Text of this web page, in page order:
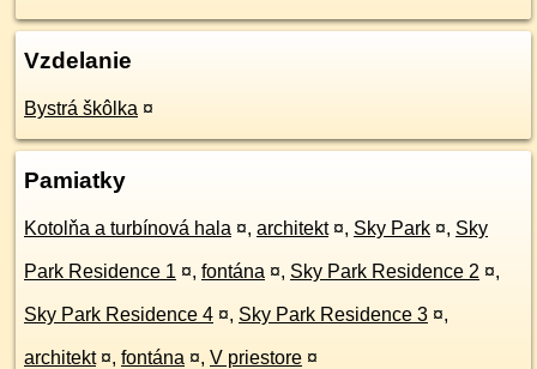
Vzdelanie
Bystrá škôlka ¤
Pamiatky
Kotolňa a turbínová hala ¤, architekt ¤, Sky Park ¤, Sky
Park Residence 1 ¤, fontána ¤, Sky Park Residence 2 ¤,
Sky Park Residence 4 ¤, Sky Park Residence 3 ¤,
architekt ¤, fontána ¤, V priestore ¤